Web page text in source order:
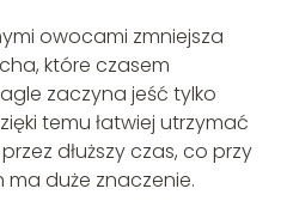
owocami zmniejsza
które czasem
zaczyna jeść tylko
temu łatwiej utrzymać
dłuższy czas, co przy
ma duże znaczenie.